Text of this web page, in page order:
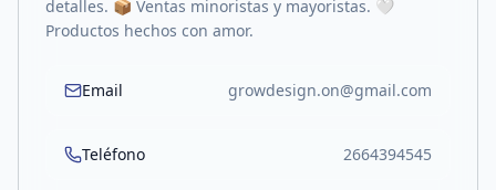
detalles. 📦 Ventas minoristas y mayoristas. 🤍
Productos hechos con amor.
Email growdesign.on@gmail.com
Teléfono 2664394545